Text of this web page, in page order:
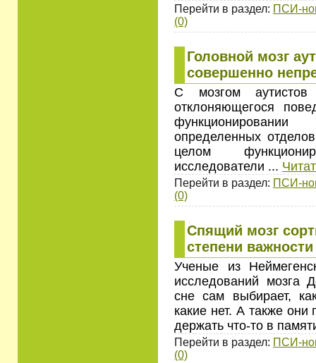
Перейти в раздел: ПСИ-
(0)
Головной мозг
совершенно
С мозгом
отклоняющегося
определенных
целом
исследователи ...
Перейти в раздел: ПСИ-
(0)
Спящий мозг
степени важности
Ученые из
исследований мозга
сне сам выбирает,
какие нет. А также они
держать что-то в
Перейти в раздел: ПСИ-
(0)